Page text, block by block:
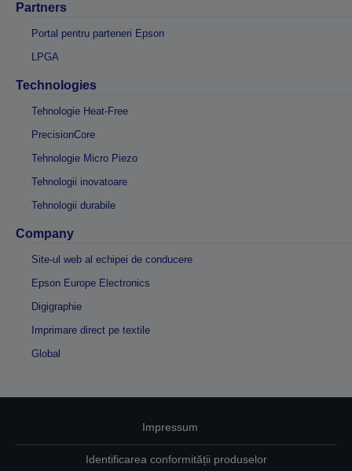
Partners
Portal pentru parteneri Epson
LPGA
Technologies
Tehnologie Heat-Free
PrecisionCore
Tehnologie Micro Piezo
Tehnologii inovatoare
Tehnologii durabile
Company
Site-ul web al echipei de conducere
Epson Europe Electronics
Digigraphie
Imprimare direct pe textile
Global
Impressum
Identificarea conformității produselor